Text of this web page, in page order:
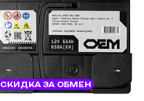
СКИДКА ЗА ОБМЕН